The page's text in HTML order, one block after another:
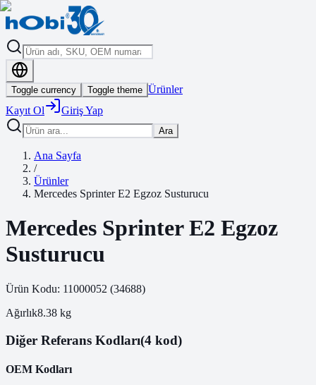
Toggle currency Toggle theme Ürünler
Kayıt Ol
Giriş Yap
Ara
Ana Sayfa
/
Ürünler
Mercedes Sprinter E2 Egzoz Susturucu
Mercedes Sprinter E2 Egzoz
Susturucu
Ürün Kodu: 11000052 (34688)
Ağırlık8.38 kg
Diğer Referans Kodları(4 kod)
OEM Kodları